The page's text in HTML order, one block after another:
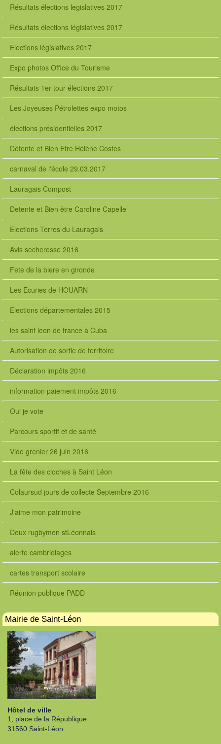
Résultats élections legislatives 2017
Résultats élections législatives 2017
Elections législatives 2017
Expo photos Office du Tourisme
Résultats 1er tour élections 2017
Les Joyeuses Pétrolettes expo motos
élections présidentielles 2017
Détente et Bien Etre Hélène Costes
carnaval de l'école 29.03.2017
Lauragais Compost
Detente et Bien être Caroline Capelle
Elections Terres du Lauragais
Avis secheresse 2016
Fete de la biere en gironde
Les Ecuries de HOUARN
Elections départementales 2015
les saint leon de france à Cuba
Autorisation de sortie de territoire
Déclaration impôts 2016
information paiement impôts 2016
Oui je vote
Parcours sportif et de santé
Vide grenier 26 juin 2016
La fête des cloches à Saint Léon
Colaursud jours de collecte Septembre 2016
J'aime mon patrimoine
Deux rugbymen stLéonnais
alerte cambriolages
cartes transport scolaire
Réunion publique PADD
Mairie de Saint-Léon
Hôtel de ville
1, place de la République
31560 Saint-Léon